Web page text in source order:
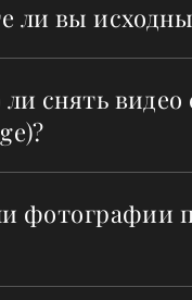
ли вы
снять видео
фотографии